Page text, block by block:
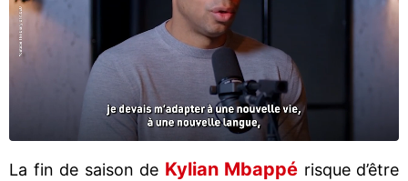
La fin de saison de Kylian Mbappé risque d’être